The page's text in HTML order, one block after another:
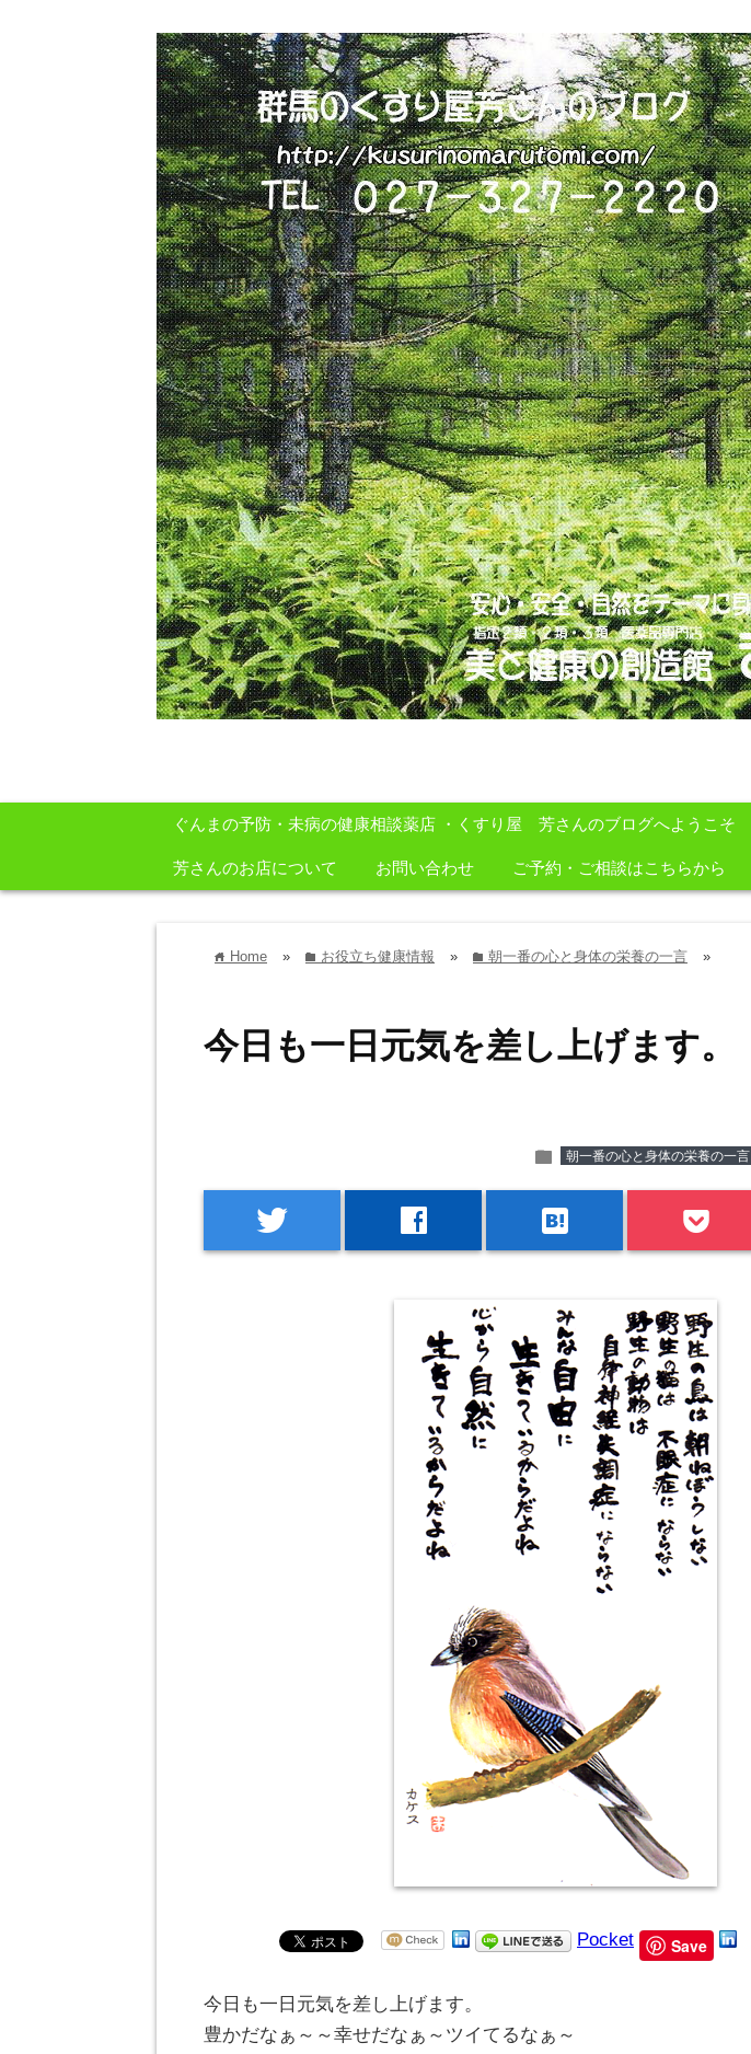
ぐんまの予防・未病の健康相談薬店 ・くすり屋 芳さんのブログへようこそ
芳さんのお店について お問い合わせ ご予約・ご相談はこちらから
home Home » folder お役立ち健康情報 » folder 朝一番の心と身体の栄養の一言 »
今日も一日元気を差し上げます。
folder 朝一番の心と身体の栄養の一言
twitter facebook hatenabookmark
Pocket Save
今日も一日元気を差し上げます。
豊かだなぁ～～幸せだなぁ～ツイてるなぁ～